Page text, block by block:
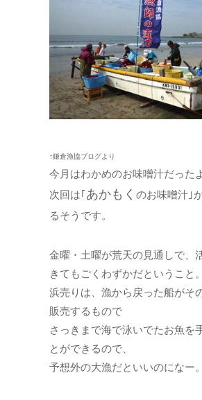
↑鎌倉漁協ブログより
今月はわかめのお味噌汁だった
次回は｢あかもく のお味噌汁｣
るそうです。
金曜・土曜が荒天の見通しで、
きてもごくわずかだということ。
浜売りは、漁から戻った船がそ
販売するもので
さっきまで海で泳いでたお魚を
とができるので、
予想外の大漁だといいのになー。